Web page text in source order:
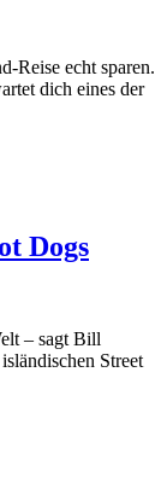
Reise echt sparen.
dich eines der
Dogs
– sagt Bill
Street